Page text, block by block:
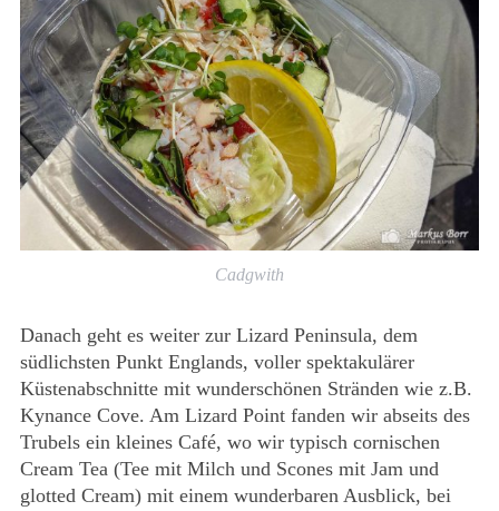
Cadgwith
Danach geht es weiter zur Lizard Peninsula, dem
südlichsten Punkt Englands, voller spektakulärer
Küstenabschnitte mit wunderschönen Stränden wie z.B.
Kynance Cove. Am Lizard Point fanden wir abseits des
Trubels ein kleines Café, wo wir typisch cornischen
Cream Tea (Tee mit Milch und Scones mit Jam und
glotted Cream) mit einem wunderbaren Ausblick, bei